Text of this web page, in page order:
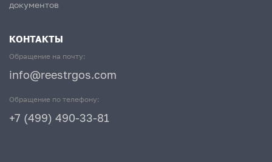
документов
КОНТАКТЫ
Обращение на почту:
info@reestrgos.com
Обращение по телефону:
+7 (499) 490-33-81